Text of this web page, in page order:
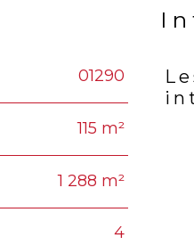
01290
115 m²
1 288 m²
4